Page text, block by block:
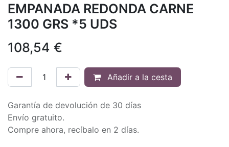
EMPANADA REDONDA CARNE
1300 GRS *5 UDS
108,54 €
Añadir a la cesta
Garantía de devolución de 30 días
Envío gratuito.
Compre ahora, recíbalo en 2 días.